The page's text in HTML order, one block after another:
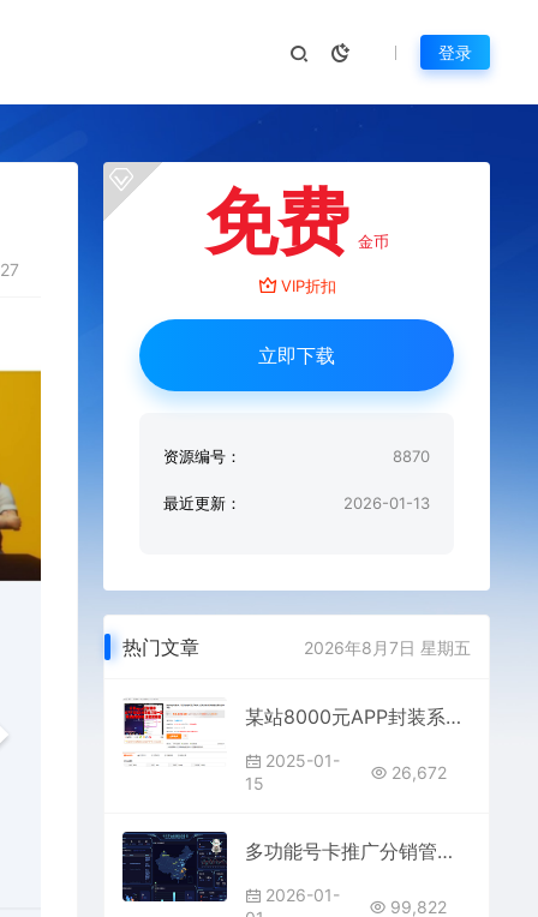
登录
免费 金币
VIP折扣
立即下载
资源编号： 8870
最近更新： 2026-01-13
热门文章 2026年8月7日 星期五
某站8000元APP封装系统 app误报毒app可上传 自动实现5分钟随机更换包名和签名+视频教程
2025-01-
15
26,672
多功能号卡推广分销管理系统 流量卡推广分销网站主题系统源码
2026-01-
99,822